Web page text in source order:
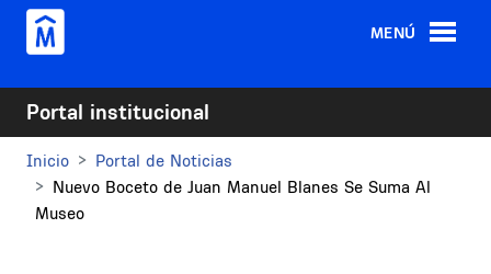
Pasar al contenido principal
MENÚ
Portal institucional
Inicio
Portal de Noticias
Nuevo Boceto de Juan Manuel Blanes Se Suma Al
Museo